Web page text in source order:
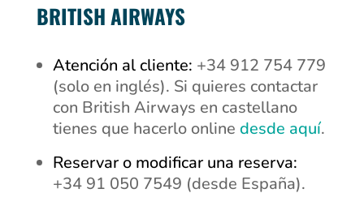
BRITISH AIRWAYS
Atención al cliente: +34 912 754 779
(solo en inglés). Si quieres contactar
con British Airways en castellano
tienes que hacerlo online desde aquí.
Reservar o modificar una reserva:
+34 91 050 7549 (desde España).